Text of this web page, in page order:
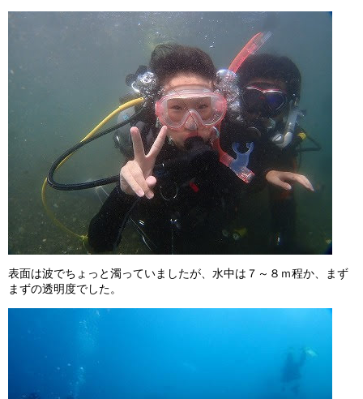
表面は波でちょっと濁っていましたが、水中は７～８ｍ程か、まず
まずの透明度でした。